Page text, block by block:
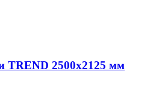
TREND 2500х2125 мм